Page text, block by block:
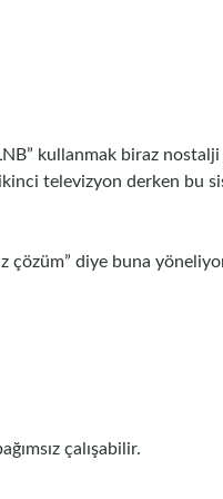
kullanmak biraz
televizyon derken bu
diye buna
çalışabilir.